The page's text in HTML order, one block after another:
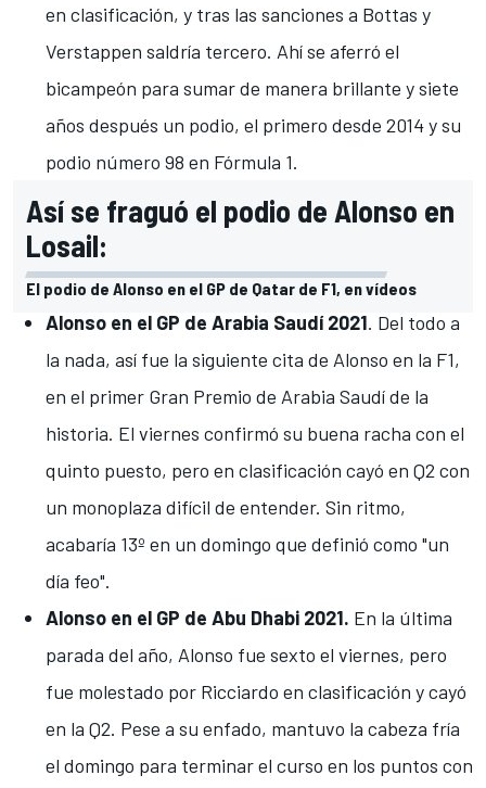
en clasificación, y tras las sanciones a Bottas y
Verstappen saldría tercero. Ahí se aferró el
bicampeón para sumar de manera brillante y siete
años después un podio, el primero desde 2014 ysu
podio número 98 en Fórmula 1.
Así se fraguó el podio de Alonso en
Losail:
El podio de Alonso en el GP de Qatar de F1, en vídeos
Alonso en el GP de Arabia Saudí 2021. Del todo a
la nada, así fue la siguiente cita de Alonso en la F1,
en el primer Gran Premio de Arabia Saudí de la
historia. El viernes confirmó su buena racha con el
quinto puesto, pero en clasificación cayó en Q2 con
un monoplaza difícil de entender. Sin ritmo,
acabaría 13º en un domingo que definió como "un
día feo".
Alonso en el GP de Abu Dhabi 2021. En la última
parada del año, Alonso fue sexto el viernes, pero
fue molestado por Ricciardo en clasificación y cayó
en la Q2. Pese a su enfado, mantuvo la cabeza fría
el domingo para terminar el curso en los puntos con